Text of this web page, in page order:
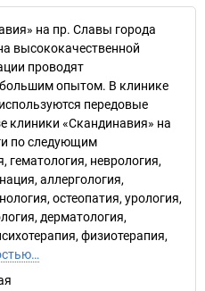
на пр. Славы города
высококачественной
проводят
опытом. В клинике
передовые
клиники «Скандинавия» на
по следующим
гематология, неврология,
аллергология,
остеопатия, урология,
дерматология,
физиотерапия,